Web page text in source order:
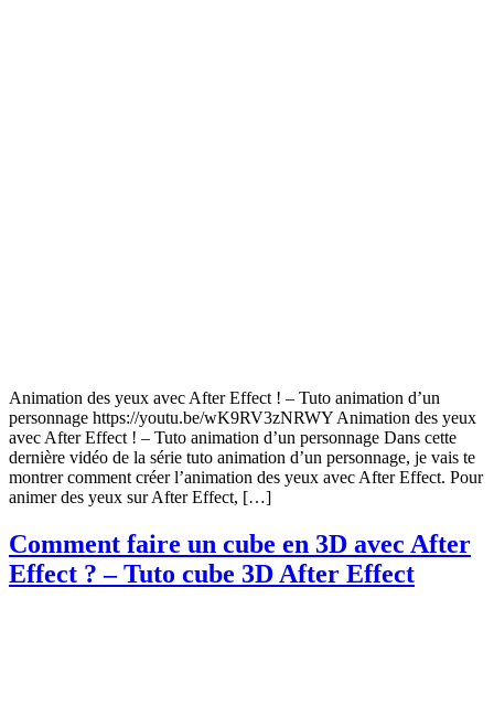
Animation des yeux avec After Effect ! – Tuto animation d’un
personnage https://youtu.be/wK9RV3zNRWY Animation des yeux
avec After Effect ! – Tuto animation d’un personnage Dans cette
dernière vidéo de la série tuto animation d’un personnage, je vais te
montrer comment créer l’animation des yeux avec After Effect. Pour
animer des yeux sur After Effect, […]
Comment faire un cube en 3D avec After
Effect ? – Tuto cube 3D After Effect